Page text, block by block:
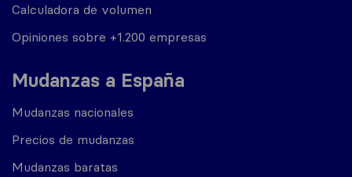
Calculadora de volumen
Opiniones sobre +1.200 empresas
Mudanzas a España
Mudanzas nacionales
Precios de mudanzas
Mudanzas baratas